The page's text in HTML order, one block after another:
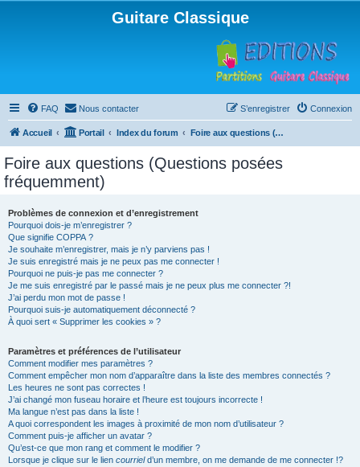
Guitare Classique
FAQ Nous contacter Connexion
S’enregistrer
Accueil Portail Index du forum Foire aux questions (Questions posées fréquemment)
Foire aux questions (Questions posées
fréquemment)
Problèmes de connexion et d’enregistrement
Pourquoi dois-je m’enregistrer ?
Que signifie COPPA ?
Je souhaite m’enregistrer, mais je n’y parviens pas !
Je suis enregistré mais je ne peux pas me connecter !
Pourquoi ne puis-je pas me connecter ?
Je me suis enregistré par le passé mais je ne peux plus me connecter ?!
J’ai perdu mon mot de passe !
Pourquoi suis-je automatiquement déconnecté ?
À quoi sert « Supprimer les cookies » ?
Paramètres et préférences de l’utilisateur
Comment modifier mes paramètres ?
Comment empêcher mon nom d’apparaître dans la liste des membres connectés ?
Les heures ne sont pas correctes !
J’ai changé mon fuseau horaire et l’heure est toujours incorrecte !
Ma langue n’est pas dans la liste !
A quoi correspondent les images à proximité de mon nom d’utilisateur ?
Comment puis-je afficher un avatar ?
Qu’est-ce que mon rang et comment le modifier ?
Lorsque je clique sur le lien courrield’un membre, on me demande de me connecter !?